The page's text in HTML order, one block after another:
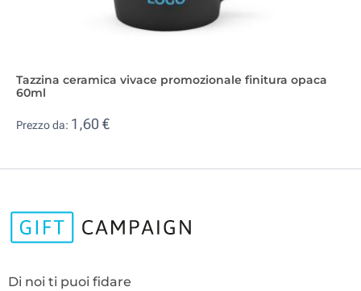
Tazzina ceramica vivace promozionale finitura opaca
60ml
Prezzo da: 1,60 €
Di noi ti puoi fidare